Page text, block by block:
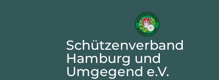
Schützenverband
Hamburg und
Umgegend e.V.